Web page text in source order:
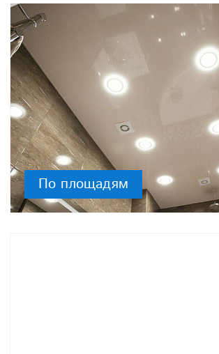
По площадям